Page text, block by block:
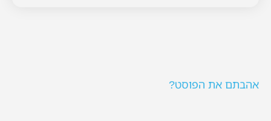
אהבתם את הפוסט?